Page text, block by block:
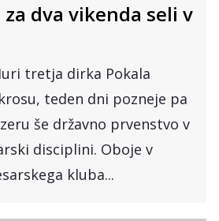
dva vikenda seli v
tretja dirka Pokala
teden dni pozneje pa
še državno prvenstvo v
disciplini. Oboje v
kluba...